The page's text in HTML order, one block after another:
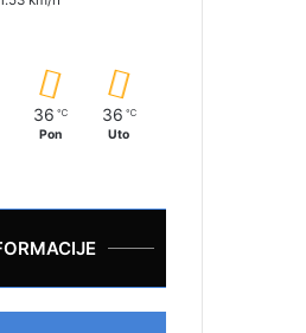
36 ℃
Pon
36 ℃
Uto